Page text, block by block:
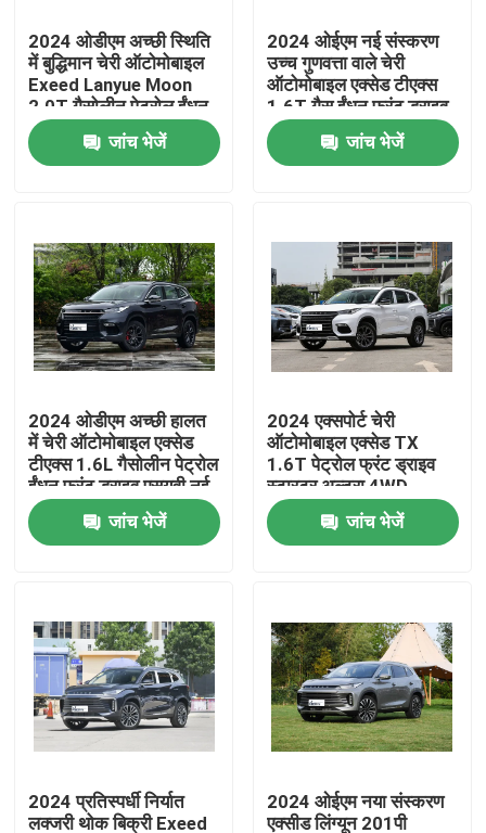
उत्पाद
हमारे बारे में
फैक्टरी यात्रा
गुणवत्ता नियंत्रण
हमसे संपर्क करें
एक बोली का अनुरोध
विद्युत वाहन कार
गैसोलीन कार
2024 ओडीएम अच्छी स्थिति
में बुद्धिमान चेरी ऑटोमोबाइल
Exeed Lanyue Moon
2.0T गैसोलीन पेट्रोल ईंधन
कार
जांच भेजें
2024 ओईएम नई संस्करण
उच्च गुणवत्ता वाले चेरी
ऑटोमोबाइल एक्सेड टीएक्स
1.6T गैस ईंधन फ्रंट ड्राइव
एसयूवी कार
जांच भेजें
2024 ओडीएम अच्छी हालत
में चेरी ऑटोमोबाइल एक्सेड
टीएक्स 1.6L गैसोलीन पेट्रोल
ईंधन फ्रंट ड्राइव एसयूवी नई
कार
जांच भेजें
2024 एक्सपोर्ट चेरी
ऑटोमोबाइल एक्सेड TX
1.6T पेट्रोल फ्रंट ड्राइव
स्टारटूर अल्ट्रा 4WD
मिडसाइज एसयूवी कार
जांच भेजें
2024 प्रतिस्पर्धी निर्यात
लक्जरी थोक बिक्री Exeed
2024 ओईएम नया संस्करण
एक्सीड लिंग्यून 201पी